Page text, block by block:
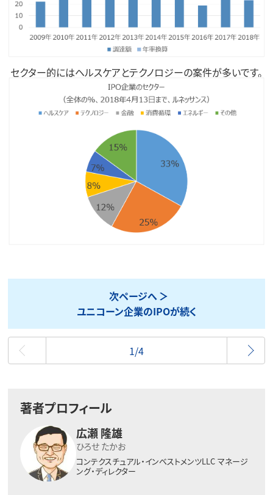
セクター的にはヘルスケアとテクノロジーの案件が多いです。
次ページへ
ユニコーン企業のIPOが続く
最初
1/4
著者プロフィール
広瀬 隆雄
ひろせ たかお
コンテクスチュアル・インベストメンツLLC マネージ
ング・ディレクター